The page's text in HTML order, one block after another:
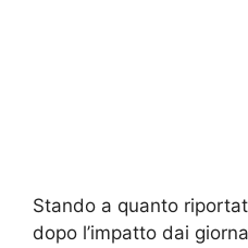
Stando a quanto
dopo l’impatto dai